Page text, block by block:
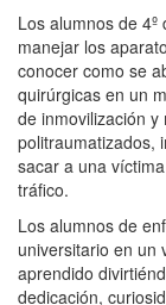
Los alumnos de
manejar los
conocer como se
quirúrgicas en un
de inmovilización
politraumatizados,
sacar a una
tráfico.
Los alumnos de
universitario en un
aprendido
dedicación,